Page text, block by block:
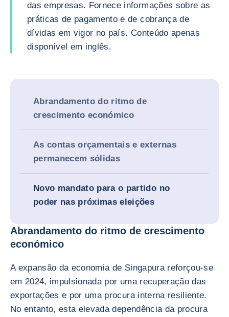
das empresas. Fornece informações sobre as
práticas de pagamento e de cobrança de
dívidas em vigor no país. Conteúdo apenas
disponível em inglês.
Abrandamento do ritmo de
crescimento económico
As contas orçamentais e externas
permanecem sólidas
Novo mandato para o partido no
poder nas próximas eleições
Abrandamento do ritmo de crescimento
económico
A expansão da economia de Singapura reforçou-se
em 2024, impulsionada por uma recuperação das
exportações e por uma procura interna resiliente.
No entanto, esta elevada dependência da procura